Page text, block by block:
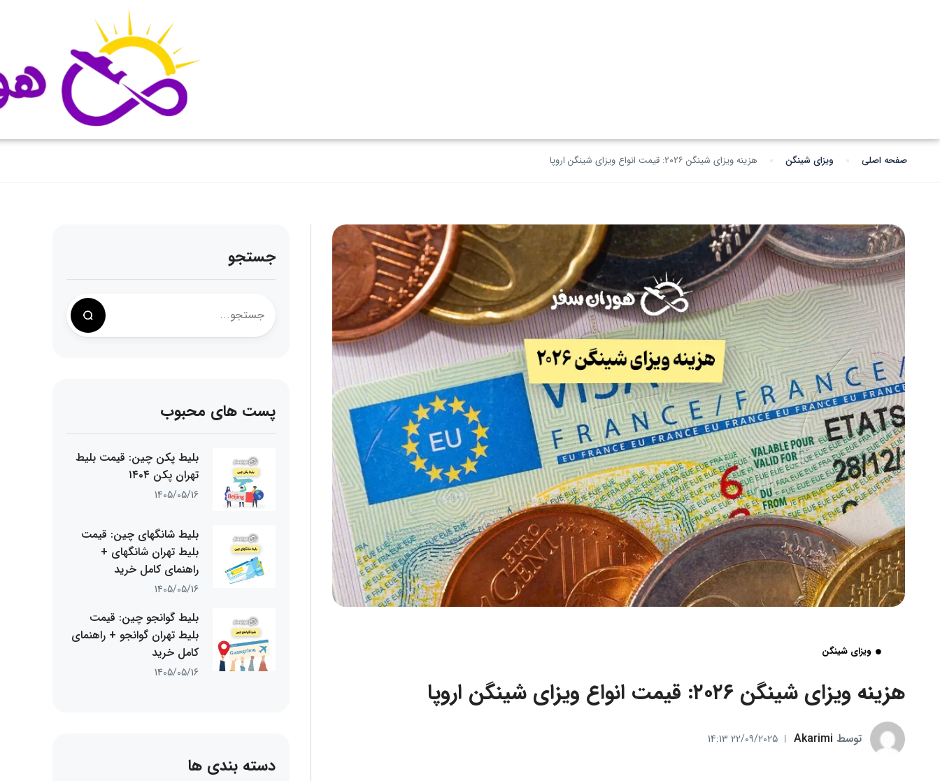
صفحه اصلی ویزای شینگن هزینه ویزای شینگن ۲۰۲۶: قیمت انواع ویزای شینگن اروپا
ویزای شینگن
هزینه ویزای شینگن ۲۰۲۶: قیمت انواع ویزای شینگن اروپا
توسط 22/09/2025 14:13
جستجو
پست های محبوب
بلیط پکن چین: قیمت بلیط
تهران پکن ۱۴۰۴
1405/05/16
بلیط شانگهای چین: قیمت
بلیط تهران شانگهای +
راهنمای کامل خرید
1405/05/16
بلیط گوانجو چین: قیمت
بلیط تهران گوانجو + راهنمای
کامل خرید
1405/05/16
دسته بندی ها